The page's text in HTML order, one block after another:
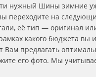
нужный Шины зимние
переходите на
её тип — оригинал
какого бюджета вы
предлагать
его фото. Мы